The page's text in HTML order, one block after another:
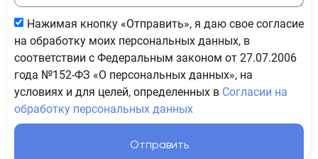
Нажимая кнопку «Отправить», я даю свое согласие
на обработку моих персональных данных, в
соответствии с Федеральным законом от 27.07.2006
года №152-ФЗ «О персональных данных», на
условиях и для целей, определенных в Согласии на
обработку персональных данных
Отправить